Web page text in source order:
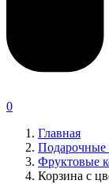
0
Главная
Подарочные
Фруктовые
Корзина с